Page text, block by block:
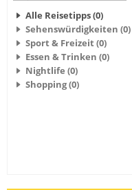
Alle Reisetipps (0)
Sehenswürdigkeiten (0)
Sport & Freizeit (0)
Essen & Trinken (0)
Nightlife (0)
Shopping (0)